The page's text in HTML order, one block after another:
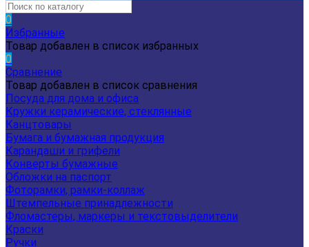
0
Избранные
Товар добавлен в список избранных
0
Сравнение
Товар добавлен в список сравнения
Посуда для дома и офиса
Кружки керамические, стеклянные
Канцтовары
Бумага и бумажная продукция
Карандаши и грифели
Конверты бумажные
Обложки на паспорт
Фоторамки, рамки-коллаж
Штемпельные принадлежности
Фломастеры, маркеры и текстовыделители
Краски
Ручки